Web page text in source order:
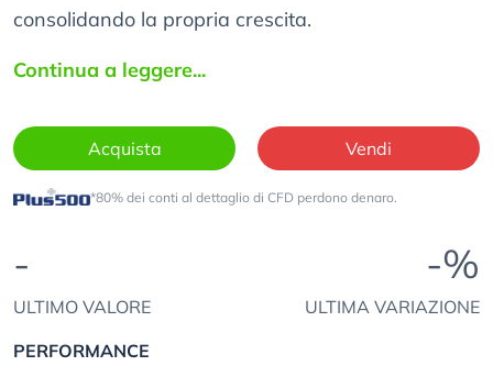
consolidando la propria crescita.
Continua a leggere...
Acquista Vendi
*80% dei conti al dettaglio di CFD perdono denaro.
-
ULTIMO VALORE
-%
ULTIMA VARIAZIONE
PERFORMANCE